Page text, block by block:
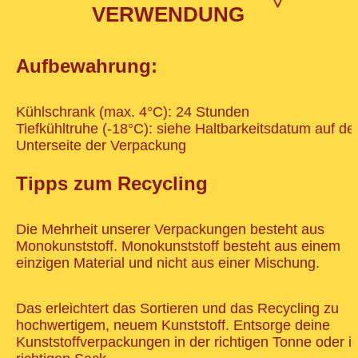
VERWENDUNG
Aufbewahrung:
Kühlschrank (max. 4°C): 24 Stunden
Tiefkühltruhe (-18°C): siehe Haltbarkeitsdatum auf
Unterseite der Verpackung
Tipps zum Recycling
Die Mehrheit unserer Verpackungen besteht aus
Monokunststoff. Monokunststoff besteht aus einem
einzigen Material und nicht aus einer Mischung.
Das erleichtert das Sortieren und das Recycling zu
hochwertigem, neuem Kunststoff. Entsorge deine
Kunststoffverpackungen in der richtigen Tonne oder